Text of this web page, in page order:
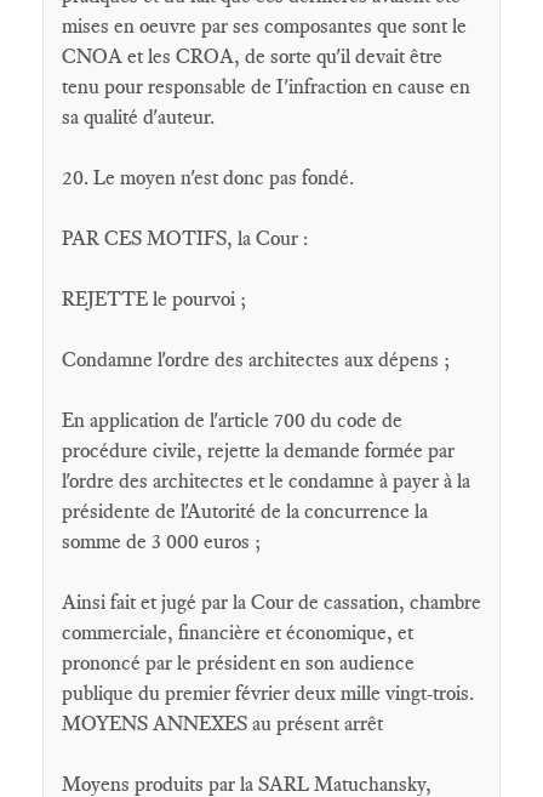
mises en oeuvre par ses composantes que sont le
CNOA et les CROA, de sorte qu'il devait être
tenu pour responsable de I'infraction en cause en
sa qualité d'auteur.
20. Le moyen n'est donc pas fondé.
PAR CES MOTIFS, la Cour :
REJETTE le pourvoi ;
Condamne l'ordre des architectes aux dépens ;
En application de l'article 700 du code de
procédure civile, rejette la demande formée par
l'ordre des architectes et le condamne à payer à la
présidente de l'Autorité de la concurrence la
somme de 3 000 euros ;
Ainsi fait et jugé par la Cour de cassation, chambre
commerciale, financière et économique, et
prononcé par le président en son audience
publique du premier février deux mille vingt-trois.
MOYENS ANNEXES au présent arrêt
Moyens produits par la SARL Matuchansky,